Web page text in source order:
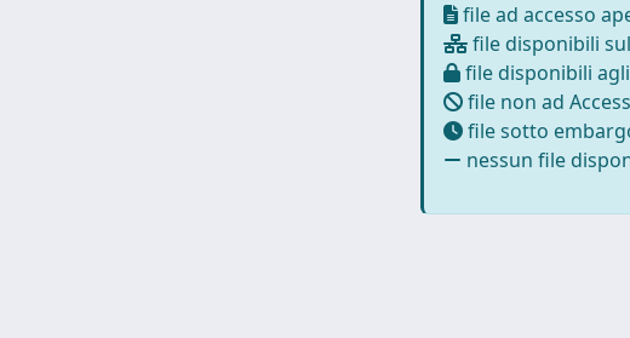
file ad accesso
file disponibili
file disponibili
file non ad
file sotto
nessun file